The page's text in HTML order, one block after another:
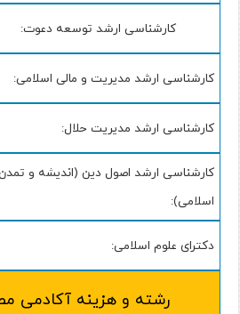
کارشناسی ارشد توسعه دعوت:
کارشناسی ارشد مدیریت و مالی اسلامی:
کارشناسی ارشد مدیریت حلال:
کارشناسی ارشد اصول دین (اندیشه و
اسلامی):
دکترای علوم اسلامی:
رشته و هزینه آکادمی